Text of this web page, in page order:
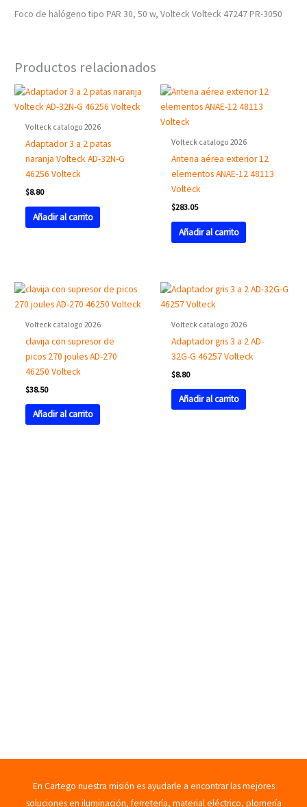
Foco de halógeno tipo PAR 30, 50 w, Volteck Volteck 47247 PR-3050
Productos relacionados
Volteck catalogo 2026
Adaptador 3 a 2 patas
naranja Volteck AD-32N-G
46256 Volteck
$8.80
Añadir al carrito
Volteck catalogo 2026
Antena aérea exterior 12
elementos ANAE-12 48113
Volteck
$283.05
Añadir al carrito
Volteck catalogo 2026
clavija con supresor de
picos 270 joules AD-270
46250 Volteck
$38.50
Añadir al carrito
Volteck catalogo 2026
Adaptador gris 3 a 2 AD-
32G-G 46257 Volteck
$8.80
Añadir al carrito
En Cartego nuestra misión es ayudarle a encontrar las mejores
soluciones en iluminación, ferretería, material eléctrico, plomería